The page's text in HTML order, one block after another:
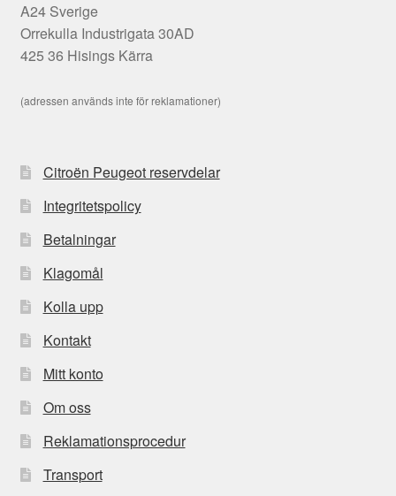
A24 Sverige
Orrekulla Industrigata 30AD
425 36 Hisings Kärra
(adressen används inte för reklamationer)
Citroën Peugeot reservdelar
Integritetspolicy
Betalningar
Klagomål
Kolla upp
Kontakt
Mitt konto
Om oss
Reklamationsprocedur
Transport